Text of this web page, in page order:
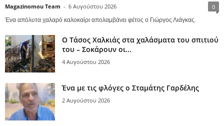
Magazinomou Team - 6 Αυγούστου 2026 0
Ένα απόλυτα χαλαρό καλοκαίρι απολαμβάνει φέτος ο Γιώργος Λιάγκας.
Ο Τάσος Χαλκιάς στα χαλάσματα του σπιτιού
του – Σοκάρουν οι...
4 Αυγούστου 2026
Ένα με τις φλόγες ο Σταμάτης Γαρδέλης
2 Αυγούστου 2026